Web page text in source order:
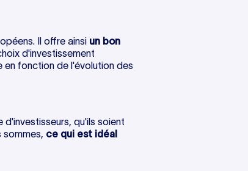
Il offre ainsi un bon
d'investissement
en fonction de l'évolution des
qu'ils soient
sommes, ce qui est idéal